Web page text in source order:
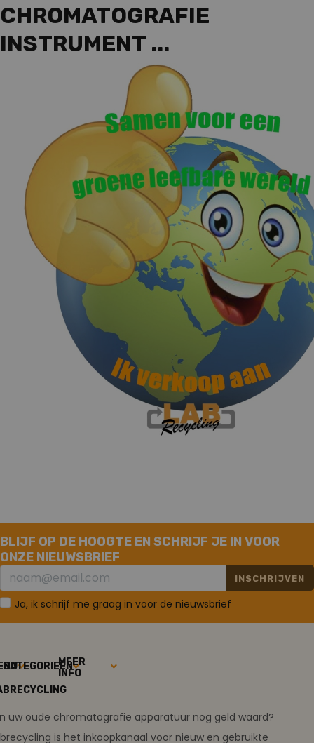
CHROMATOGRAFIE
INSTRUMENT ...
BLIJF OP DE HOOGTE EN SCHRIJF JE IN VOOR
ONZE NIEUWSBRIEF
INSCHRIJVEN
Ja, ik schrijf me graag in voor de nieuwsbrief
CATEGORIEËNMEER
INFO
uw oude chromatografie apparatuur nog geld waard?
is het inkoopkanaal voor nieuw en gebruikte